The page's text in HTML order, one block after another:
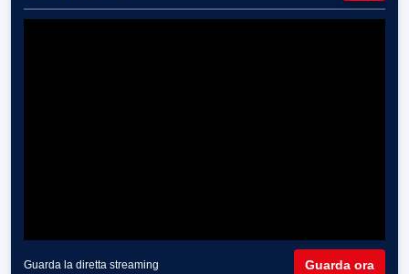
Guarda la diretta streaming Guarda ora